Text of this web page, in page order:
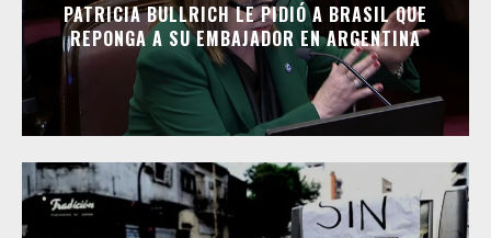
PATRICIA BULLRICH LE PIDIÓ A BRASIL QUE
REPONGA A SU EMBAJADOR EN ARGENTINA